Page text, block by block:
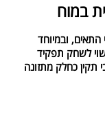
במוח
התאים, ובמיוחד
לשחק תפקיד
תקין כחלק מתזונה